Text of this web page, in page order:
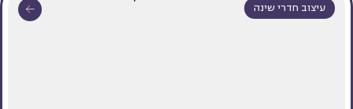
עיצוב חדרי שינה